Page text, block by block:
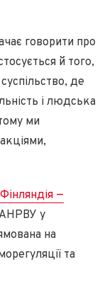
говорити про
й того,
де
і людська
ми
—
АНРВУ у
на
та